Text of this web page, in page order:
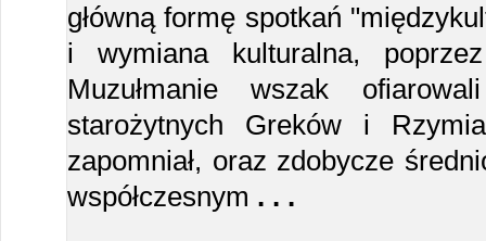
główną formę spotkań
i wymiana kulturalna,
Muzułmanie wszak
starożytnych Greków i
zapomniał, oraz zdobycze
współczesnym . . .